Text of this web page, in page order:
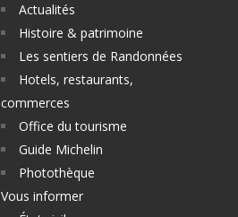
Actualités
Histoire & patrimoine
Les sentiers de Randonnées
Hotels, restaurants,
commerces
Office du tourisme
Guide Michelin
Photothèque
Vous informer